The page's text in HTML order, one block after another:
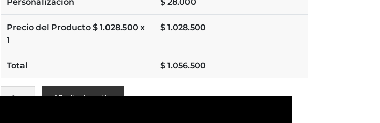
Precio del Producto $ 1.028.500 x
1
$ 1.028.500
Total $ 1.056.500
Añadir al carrito